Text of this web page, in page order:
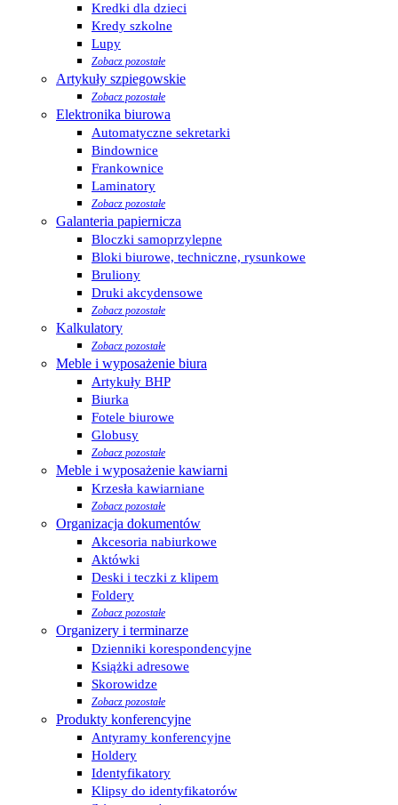
Kredki dla dzieci
Kredy szkolne
Lupy
Zobacz pozostałe
Artykuły szpiegowskie
Zobacz pozostałe
Elektronika biurowa
Automatyczne sekretarki
Bindownice
Frankownice
Laminatory
Zobacz pozostałe
Galanteria papiernicza
Bloczki samoprzylepne
Bloki biurowe, techniczne, rysunkowe
Bruliony
Druki akcydensowe
Zobacz pozostałe
Kalkulatory
Zobacz pozostałe
Meble i wyposażenie biura
Artykuły BHP
Biurka
Fotele biurowe
Globusy
Zobacz pozostałe
Meble i wyposażenie kawiarni
Krzesła kawiarniane
Zobacz pozostałe
Organizacja dokumentów
Akcesoria nabiurkowe
Aktówki
Deski i teczki z klipem
Foldery
Zobacz pozostałe
Organizery i terminarze
Dzienniki korespondencyjne
Książki adresowe
Skorowidze
Zobacz pozostałe
Produkty konferencyjne
Antyramy konferencyjne
Holdery
Identyfikatory
Klipsy do identyfikatorów